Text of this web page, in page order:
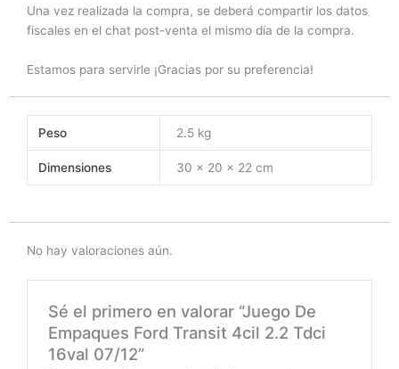
Una vez realizada la compra, se deberá compartir los datos
fiscales en el chat post-venta el mismo día de la compra.
Estamos para servirle ¡Gracias por su preferencia!
Peso 2.5 kg
Dimensiones 30 × 20 × 22 cm
No hay valoraciones aún.
Sé el primero en valorar “Juego De
Empaques Ford Transit 4cil 2.2 Tdci
16val 07/12”